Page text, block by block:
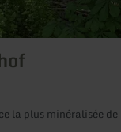
la plus minéralisée de